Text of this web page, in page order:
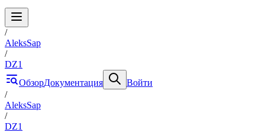
/
AleksSap
/
DZ1
ОбзорДокументация
Войти
/
AleksSap
/
DZ1